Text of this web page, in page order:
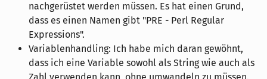
nachgerüstet werden müssen. Es hat einen Grund,
dass es einen Namen gibt "PRE - Perl Regular
Expressions".
Variablenhandling: Ich habe mich daran gewöhnt,
dass ich eine Variable sowohl als String wie auch als